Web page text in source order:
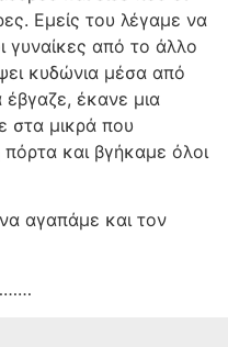
Εμείς του λέγαμε να
γυναίκες από το άλλο
κυδώνια μέσα από
έκανε μια
στα μικρά που
και βγήκαμε όλοι
αγαπάμε και τον